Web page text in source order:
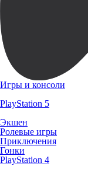
Игры и консоли
PlayStation 5
Экшен
Ролевые игры
Приключения
Гонки
PlayStation 4